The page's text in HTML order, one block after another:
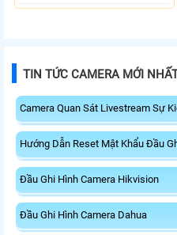
TIN TỨC CAMERA MỚI
Camera Quan Sát Livestream Sự
Hướng Dẫn Reset Mật Khẩu Đầu
Đầu Ghi Hình Camera Hikvision
Đầu Ghi Hình Camera Dahua